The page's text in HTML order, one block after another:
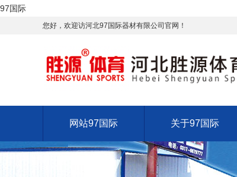
97国际
您好，欢迎访河北97国际器材有限公司官网！
网站97国际 关于97国际